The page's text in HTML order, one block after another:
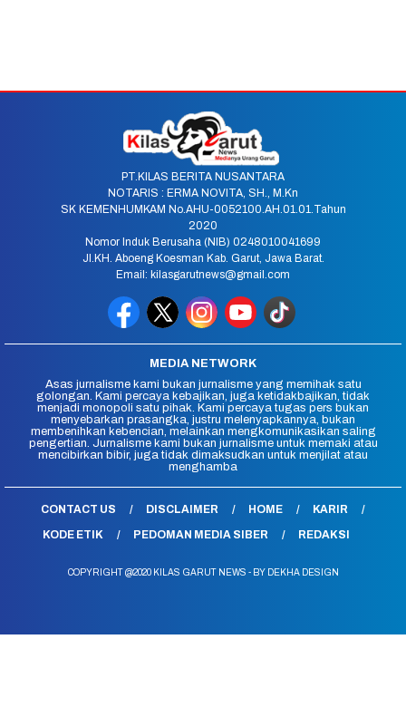
PT.KILAS BERITA NUSANTARA
NOTARIS : ERMA NOVITA, SH., M.Kn
SK KEMENHUMKAM No.AHU-0052100.AH.01.01.Tahun
2020
Nomor Induk Berusaha (NIB) 0248010041699
Jl.KH. Aboeng Koesman Kab. Garut, Jawa Barat.
Email: kilasgarutnews@gmail.com
MEDIA NETWORK
Asas jurnalisme kami bukan jurnalisme yang memihak satu
golongan. Kami percaya kebajikan, juga ketidakbajikan, tidak
menjadi monopoli satu pihak. Kami percaya tugas pers bukan
menyebarkan prasangka, justru melenyapkannya, bukan
membenihkan kebencian, melainkan mengkomunikasikan saling
pengertian. Jurnalisme kami bukan jurnalisme untuk memaki atau
mencibirkan bibir, juga tidak dimaksudkan untuk menjilat atau
menghamba
CONTACT US DISCLAIMER HOME
KARIR
KODE ETIK
PEDOMAN MEDIA SIBER REDAKSI
COPYRIGHT @2020 KILAS GARUT NEWS - BY DEKHA DESIGN